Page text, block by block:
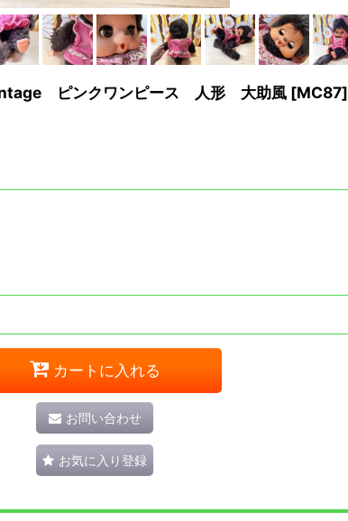
ピンクワンピース 人形 大助風 [MC87]
カートに入れる
お問い合わせ
お気に入り登録